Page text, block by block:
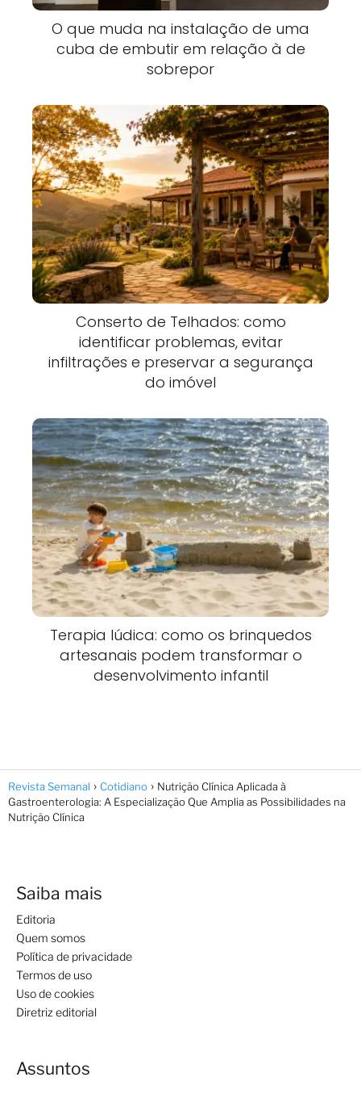
O que muda na instalação de uma
cuba de embutir em relação à de
sobrepor
Conserto de Telhados: como
identificar problemas, evitar
infiltrações e preservar a segurança
do imóvel
Terapia lúdica: como os brinquedos
artesanais podem transformar o
desenvolvimento infantil
Revista Semanal Cotidiano
Nutrição Clínica Aplicada à
Gastroenterologia: A Especialização Que Amplia as Possibilidades na
Nutrição Clínica
Saiba mais
Editoria
Quem somos
Política de privacidade
Termos de uso
Uso de cookies
Diretriz editorial
Assuntos